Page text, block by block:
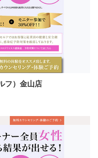
フ）金山店